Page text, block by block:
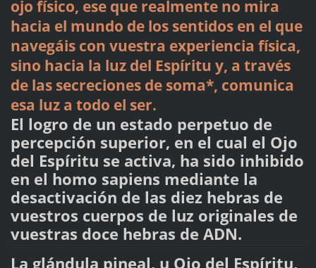
ojo físico, ese que realmente no mira
hacia el mundo de los sentidos en el que
navegáis con vuestra experiencia física,
sino hacia la luz del Espíritu y, a través
de las secreciones de soma*, comunica
esa luz a todo el ser.
El logro de un estado perpetuo de
percepción superior, en el cual el Ojo
del Espíritu se activa, ha sido inhibido
en el homo sapiens mediante la
desactivación de las diez hebras de
vuestros cuerpos de luz originales de
vuestras doce hebras de ADN.